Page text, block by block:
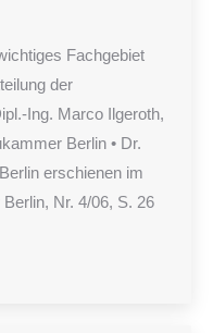
Fachgebiet
der
Ing. Marco Ilgeroth,
Berlin • Dr.
erschienen im
Nr. 4/06, S. 26